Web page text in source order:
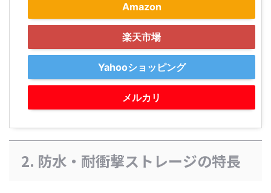
Amazon
楽天市場
Yahooショッピング
メルカリ
2. 防水・耐衝撃ストレージの特長